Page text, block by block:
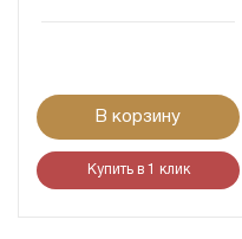
В корзину
Купить в 1 клик